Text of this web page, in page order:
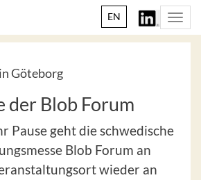
EN
Göteborg
der Blob Forum
Pause geht die schwedische
Blob Forum an
wieder an